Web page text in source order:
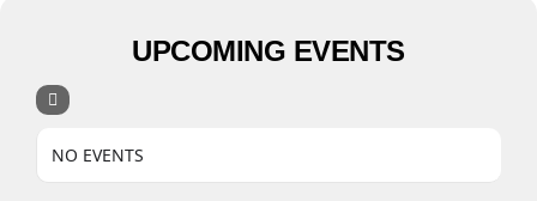
UPCOMING EVENTS
NO EVENTS